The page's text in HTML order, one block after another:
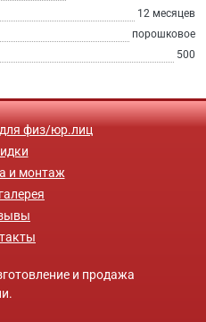
12 месяцев
порошковое
500
физ/юр.лиц
и монтаж
и продажа